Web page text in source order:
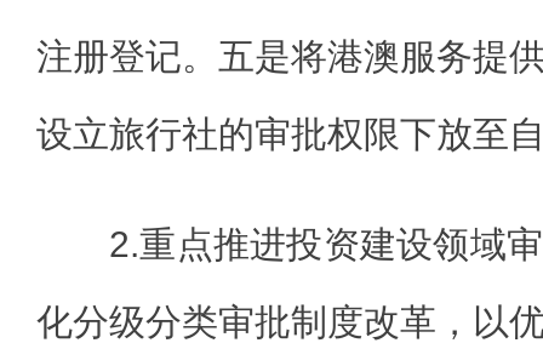
注册登记。五是将港澳服务提
设立旅行社的审批权限下放至
2.重点推进投资建设领域
化分级分类审批制度改革，以